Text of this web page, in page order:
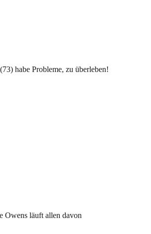
habe Probleme, zu überleben!
Owens läuft allen davon